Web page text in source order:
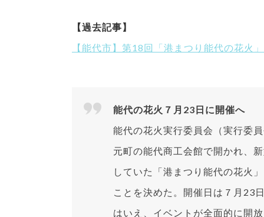
【過去記事】
【能代市】第18回「港まつり能代の花火
能代の花火７月23日に開催へ
能代の花火実行委員会（実行委
元町の能代商工会館で開かれ、
していた「港まつり能代の花火
ことを決めた。開催日は７月23
はいえ、イベントが全面的に開